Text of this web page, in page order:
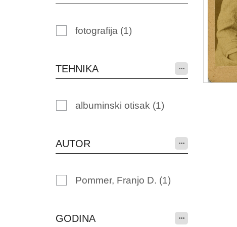
fotografija (1)
TEHNIKA
albuminski otisak (1)
AUTOR
Pommer, Franjo D. (1)
GODINA